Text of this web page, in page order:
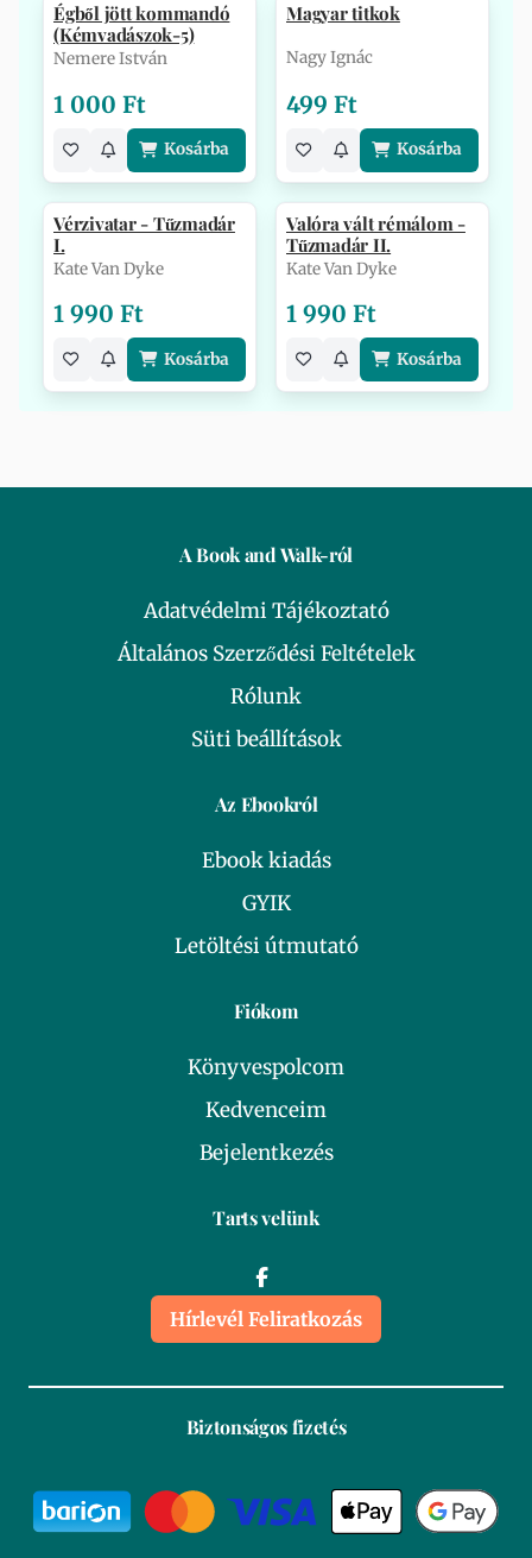
Égből jött kommandó
(Kémvadászok-5)
Nemere István
1 000 Ft
Kosárba
Magyar titkok
Nagy Ignác
499 Ft
Kosárba
Vérzivatar - Tűzmadár
I.
Kate Van Dyke
1 990 Ft
Kosárba
Valóra vált rémálom -
Tűzmadár II.
Kate Van Dyke
1 990 Ft
Kosárba
A Book and Walk-ról
Adatvédelmi Tájékoztató
Általános Szerződési Feltételek
Rólunk
Süti beállítások
Az Ebookról
Ebook kiadás
GYIK
Letöltési útmutató
Fiókom
Könyvespolcom
Kedvenceim
Bejelentkezés
Tarts velünk
Hírlevél Feliratkozás
Biztonságos fizetés